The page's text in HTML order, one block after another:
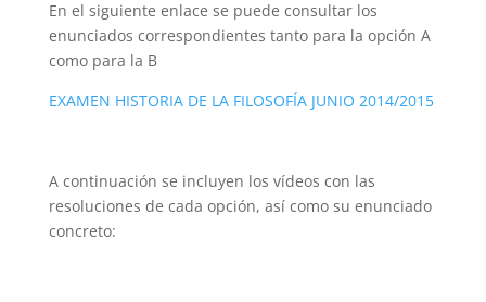
En el siguiente enlace se puede consultar los
enunciados correspondientes tanto para la opción A
como para la B
EXAMEN HISTORIA DE LA FILOSOFÍA JUNIO 2014/2015
A continuación se incluyen los vídeos con las
resoluciones de cada opción, así como su enunciado
concreto: